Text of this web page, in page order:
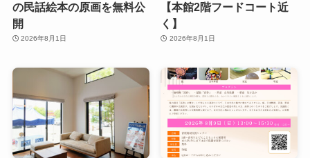
の民話絵本の原画を無料公
開
2026年8月1日
【本館2階フードコート近
く】
2026年8月1日